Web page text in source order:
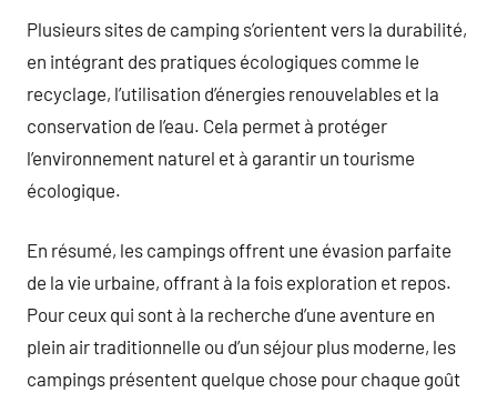
Plusieurs sites de camping s’orientent vers la durabilité,
en intégrant des pratiques écologiques comme le
recyclage, l’utilisation d’énergies renouvelables et la
conservation de l’eau. Cela permet à protéger
l’environnement naturel et à garantir un tourisme
écologique.
En résumé, les campings offrent une évasion parfaite
de la vie urbaine, offrant à la fois exploration et repos.
Pour ceux qui sont à la recherche d’une aventure en
plein air traditionnelle ou d’un séjour plus moderne, les
campings présentent quelque chose pour chaque goût